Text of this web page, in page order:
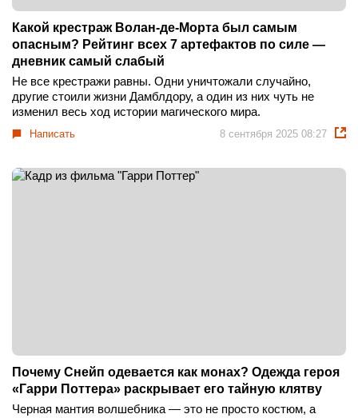
Какой крестраж Волан-де-Морта был самым
опасным? Рейтинг всех 7 артефактов по силе —
дневник самый слабый
Не все крестражи равны. Одни уничтожали случайно,
другие стоили жизни Дамблдору, а один из них чуть не
изменил весь ход истории магического мира.
Написать 8 сентября 2025 08:27
Почему Снейп одевается как монах? Одежда героя
«Гарри Поттера» раскрывает его тайную клятву
Черная мантия волшебника — это не просто костюм, а